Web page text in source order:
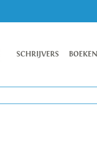
SCHRIJVERS BOEKEN